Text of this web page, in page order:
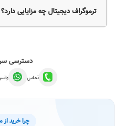
ترموگراف دیجیتال چه مزایایی دارد؟
دسترسی
تماس
چرا خرید از